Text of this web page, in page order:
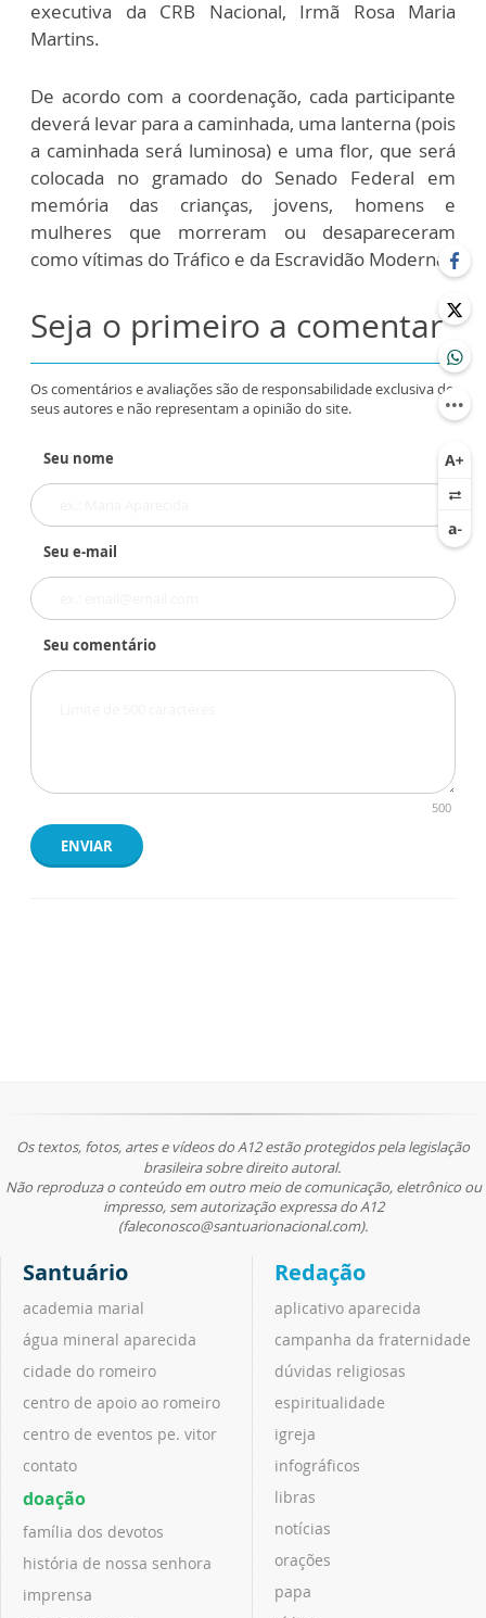
executiva da CRB Nacional, Irmã Rosa Maria
Martins.
De acordo com a coordenação, cada participante
deverá levar para a caminhada, uma lanterna (pois
a caminhada será luminosa) e uma flor, que será
colocada no gramado do Senado Federal em
memória das crianças, jovens, homens e
mulheres que morreram ou desapareceram
como vítimas do Tráfico e da Escravidão Moderna.
Seja o primeiro a comentar
Os comentários e avaliações são de responsabilidade exclusiva de
seus autores e não representam a opinião do site.
Seu nome
Seu e-mail
Seu comentário
500
ENVIAR
Os textos, fotos, artes e vídeos do A12 estão protegidos pela legislação
brasileira sobre direito autoral.
Não reproduza o conteúdo em outro meio de comunicação, eletrônico ou
impresso, sem autorização expressa do A12
(faleconosco@santuarionacional.com).
Santuário
academia marial
água mineral aparecida
cidade do romeiro
centro de apoio ao romeiro
centro de eventos pe. vitor
contato
doação
família dos devotos
história de nossa senhora
imprensa
Redação
aplicativo aparecida
campanha da fraternidade
dúvidas religiosas
espiritualidade
igreja
infográficos
libras
notícias
orações
papa